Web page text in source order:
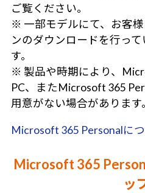
ご覧ください。
※ 一部モデルにて、お客
ンのダウンロードを行っ
す。
※ 製品や時期により、
PC、またMicrosoft 365
用意がない場合があります。
Microsoft 365 Personalに
Microsoft 365
ッ